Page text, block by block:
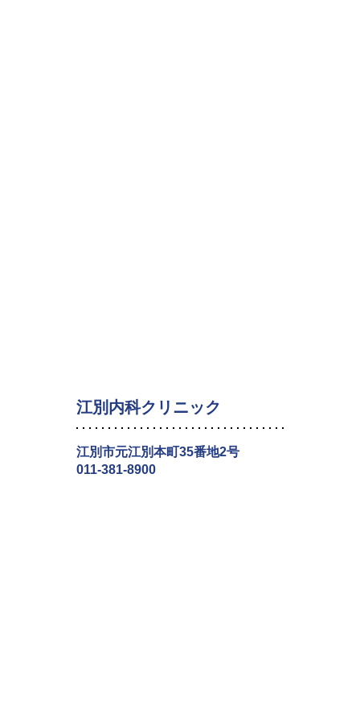
江別内科クリニック
江別市元江別本町35番地2号
011-381-8900